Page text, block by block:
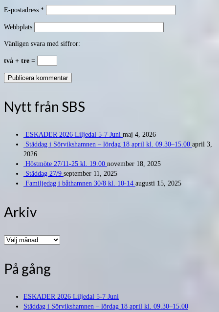
E-postadress *
Webbplats
Vänligen svara med siffror:
två + tre =
Nytt från SBS
ESKADER 2026 Liljedal 5-7 Juni maj 4, 2026
Städdag i Sörvikshamnen – lördag 18 april kl. 09.30–15.00 april 3,
2026
Höstmöte 27/11-25 kl. 19.00 november 18, 2025
Städdag 27/9 september 11, 2025
Familjedag i båthamnen 30/8 kl. 10-14 augusti 15, 2025
Arkiv
Arkiv
På gång
ESKADER 2026 Liljedal 5-7 Juni
Städdag i Sörvikshamnen – lördag 18 april kl. 09.30–15.00